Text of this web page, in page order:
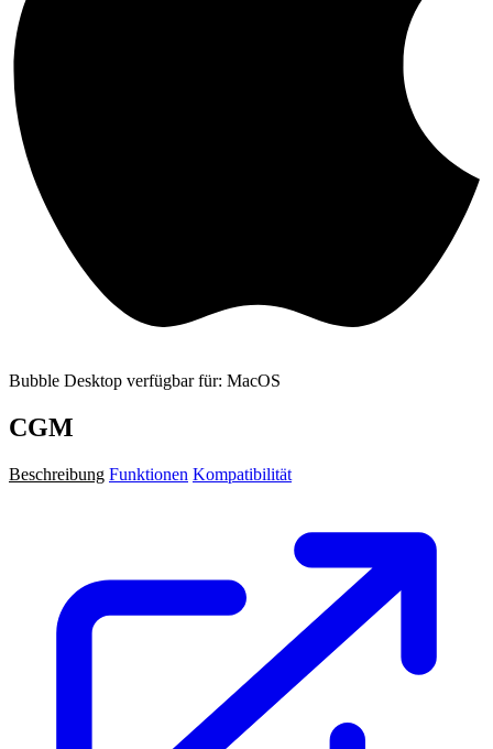
Bubble Desktop verfügbar für: MacOS
CGM
Beschreibung Funktionen Kompatibilität